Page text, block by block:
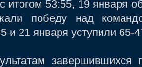
с итогом 53:55, 19
победу над
и 21 января уступили
завершившихся